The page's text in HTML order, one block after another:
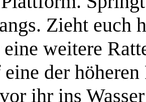
Zieht euch
weitere
der
ihr ins